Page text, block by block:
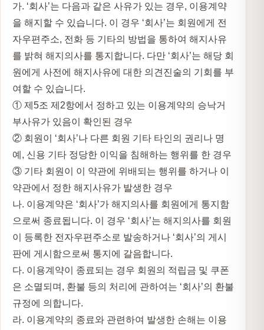
가. ‘회사’는 다음과 같은 사유가 있는 경우, 이용계약
을 해지할 수 있습니다. 이 경우 ‘회사’는 회원에게 전
자우편주소, 전화 등 기타의 방법을 통하여 해지사유
를 밝혀 해지의사를 통지합니다. 다만 ‘회사’는 해당 회
원에게 사전에 해지사유에 대한 의견진술의 기회를 부
여할 수 있습니다.
① 제5조 제2항에서 정하고 있는 이용계약의 승낙거
부사유가 있음이 확인된 경우
② 회원이 ‘회사’나 다른 회원 기타 타인의 권리나 명
예, 신용 기타 정당한 이익을 침해하는 행위를 한 경우
③ 기타 회원이 이 약관에 위배되는 행위를 하거나 이
약관에서 정한 해지사유가 발생한 경우
나. 이용계약은 ‘회사’가 해지의사를 회원에게 통지함
으로써 종료됩니다. 이 경우 ‘회사’는 해지의사를 회원
이 등록한 전자우편주소로 발송하거나 ‘회사’의 게시
판에 게시함으로써 통지에 갈음합니다.
다. 이용계약이 종료되는 경우 회원의 적립금 및 쿠폰
은 소멸되며, 환불 등의 처리에 관하여는 ‘회사’의 환불
규정에 의합니다.
라. 이용계약의 종료와 관련하여 발생한 손해는 이용